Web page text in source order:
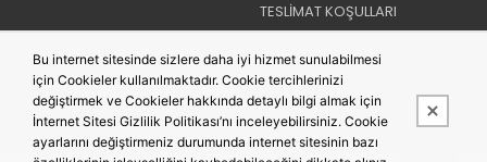
TESLİMAT KOŞULLARI
Bu site,PobolEti®Entegre E-ticaret Sistemi ile hazırlanmıştır.
Bu internet sitesinde sizlere daha iyi hizmet sunulabilmesi
için Cookieler kullanılmaktadır. Cookie tercihlerinizi
değiştirmek ve Cookieler hakkında detaylı bilgi almak için
İnternet Sitesi Gizlilik Politikası’nı inceleyebilirsiniz. Cookie
ayarlarını değiştirmeniz durumunda internet sitesinin bazı